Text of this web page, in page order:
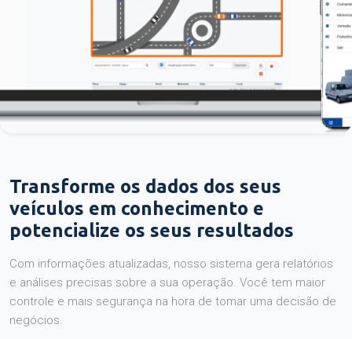
Transforme os dados dos seus
veículos em conhecimento e
potencialize os seus resultados
Com informações atualizadas, nosso sistema gera relatórios
e análises precisas sobre a sua operação. Você tem maior
controle e mais segurança na hora de tomar uma decisão de
negócios.